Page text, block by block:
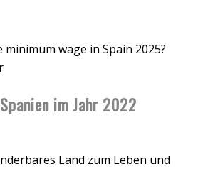
im Jahr 2022
Land zum Leben und